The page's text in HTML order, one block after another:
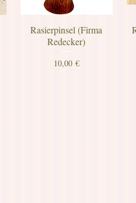
Rasierpinsel (Firma
Redecker)
Preis
10,00 €